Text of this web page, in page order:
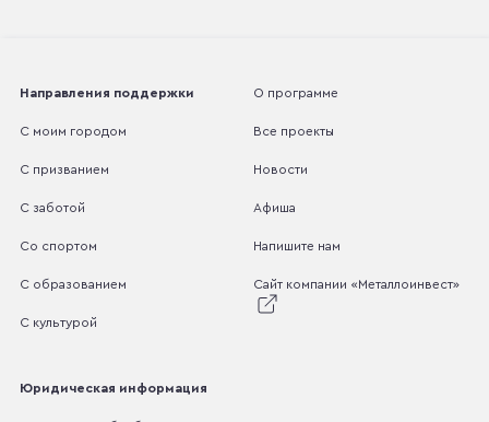
Направления поддержки
С моим городом
С призванием
С заботой
Со спортом
С образованием
С культурой
О программе
Все проекты
Новости
Афиша
Напишите нам
Сайт компании «Металлоинвест»
Юридическая информация